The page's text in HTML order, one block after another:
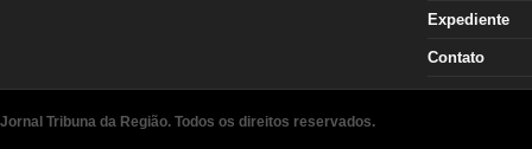
Expediente
Contato
Jornal Tribuna da Região. Todos os direitos reservados.